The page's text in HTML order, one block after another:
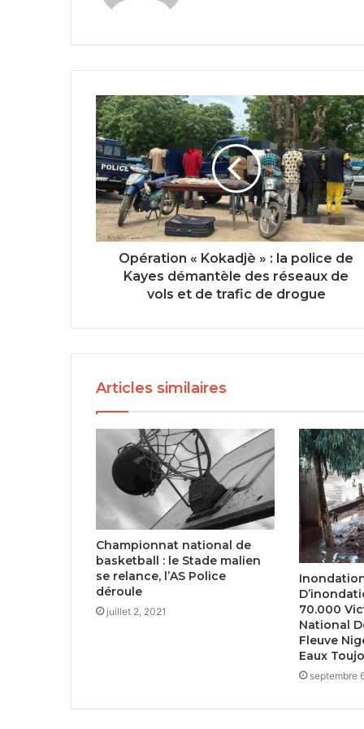
Opération « Kokadjè » : la police de
Kayes démantèle des réseaux de
vols et de trafic de drogue
Articles similaires
Championnat national de
basketball : le Stade malien
se relance, l’AS Police
déroule
juillet 2, 2021
70.000
National
Fleuve
Eaux
septembre